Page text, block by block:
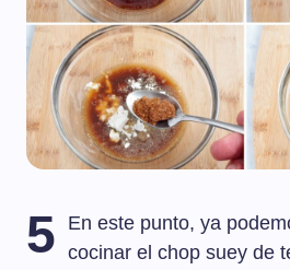
5
En este punto, ya
cocinar el chop suey de